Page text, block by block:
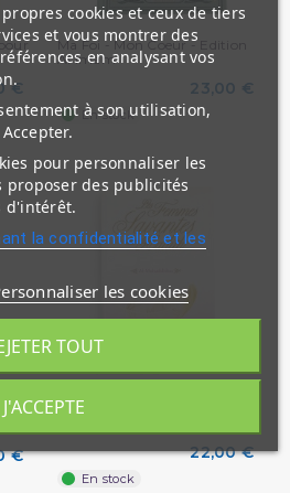
€
Ma Foi - Mon Coeur - Edition
Al Imam
23,00 €
En stock
-
€
Les Femmes Savantes du
Hadith - Muhammad Akram
22,00 €
En stock
cookies et ceux de tiers
et vous montrer des
en analysant vos
à son utilisation,
pour personnaliser les
proposer des publicités
d'intérêt.
la confidentialité et les
les cookies
TOUT
J'ACCEPTE